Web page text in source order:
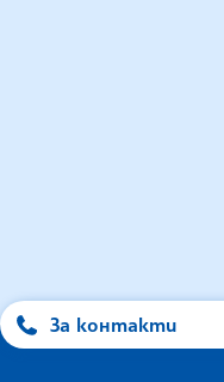
За контакти